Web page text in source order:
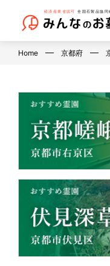
Home 京都府